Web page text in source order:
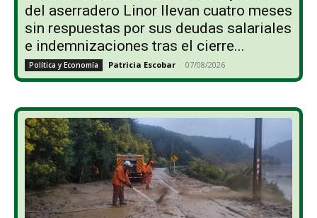
del aserradero Linor llevan cuatro meses
sin respuestas por sus deudas salariales
e indemnizaciones tras el cierre...
Política y Economía Patricia Escobar - 07/08/2026